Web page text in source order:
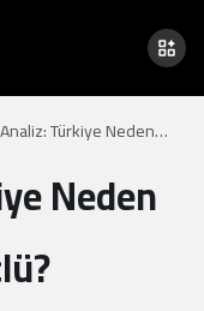
Türkiye Neden
Neden